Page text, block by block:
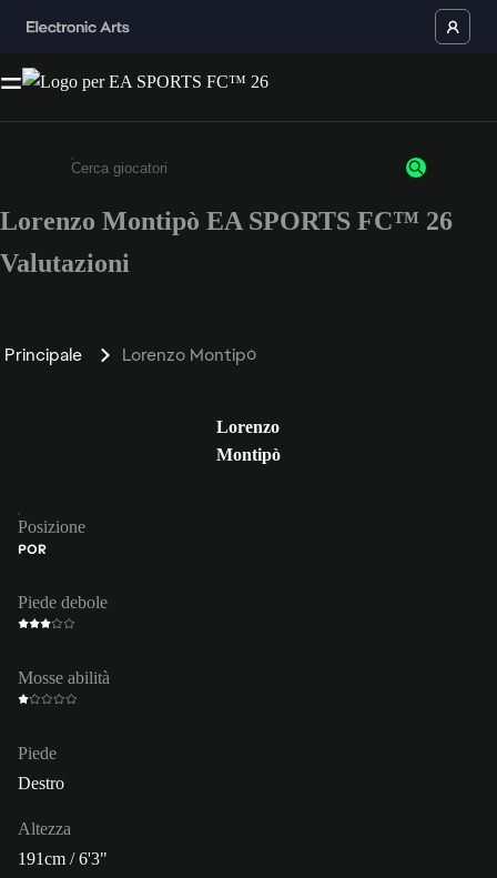
Inserisci un minimo di 3 caratteri o numeri.
Lorenzo Montipò EA SPORTS FC™ 26
Valutazioni
Principale Lorenzo Montipò
Lorenzo
Montipò
Posizione
POR
Piede debole
Mosse abilità
Piede
Destro
Altezza
191cm / 6'3"